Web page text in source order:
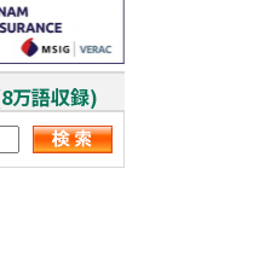
万語収録)